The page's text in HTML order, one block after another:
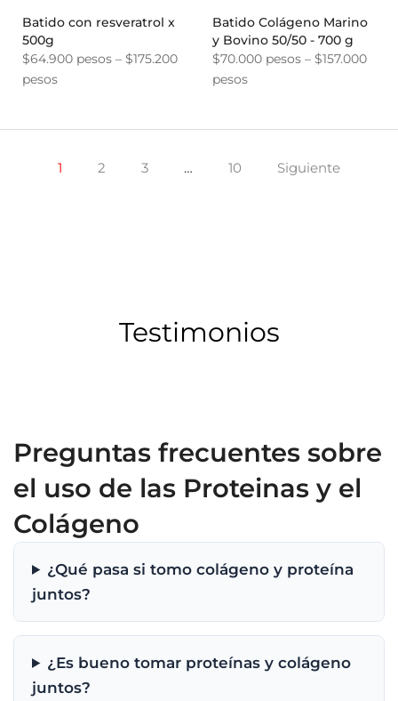
Batido con resveratrol x
500g
$64.900 pesos – $175.200
pesos
Batido Colágeno Marino
y Bovino 50/50 - 700 g
$70.000 pesos – $157.000
pesos
1 2 3 … 10 Siguiente
Testimonios
Preguntas frecuentes sobre
el uso de las Proteinas y el
Colágeno
¿Qué pasa si tomo colágeno y proteína
juntos?
¿Es bueno tomar proteínas y colágeno
juntos?